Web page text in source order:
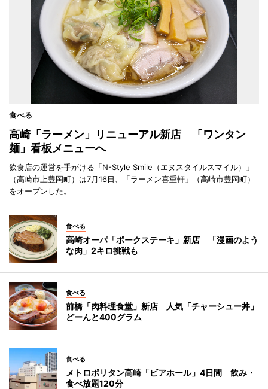
食べる
高崎「ラーメン」リニューアル新店 「ワンタン
麺」看板メニューへ
飲食店の運営を手がける「N-Style Smile（エヌスタイルスマイル）」
（高崎市上豊岡町）は7月16日、「ラーメン喜重軒」（高崎市豊岡町）
をオープンした。
食べる
高崎オーパ「ポークステーキ」新店 「漫画のよう
な肉」2キロ挑戦も
食べる
前橋「肉料理食堂」新店 人気「チャーシュー丼」
どーんと400グラム
食べる
メトロポリタン高崎「ビアホール」4日間 飲み・
食べ放題120分